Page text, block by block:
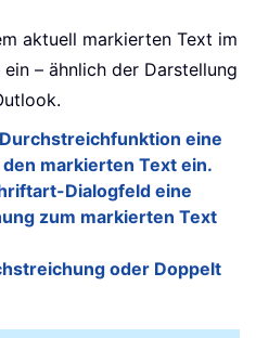
aktuell markierten Text im
– ähnlich der Darstellung
eine
markierten Text ein.
Dialogfeld eine
zum markierten Text
oder Doppelt